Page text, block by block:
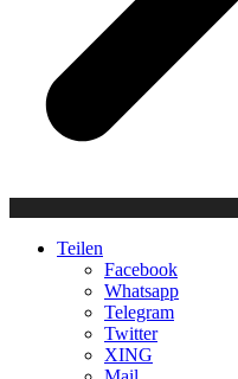
Teilen
Facebook
Whatsapp
Telegram
Twitter
XING